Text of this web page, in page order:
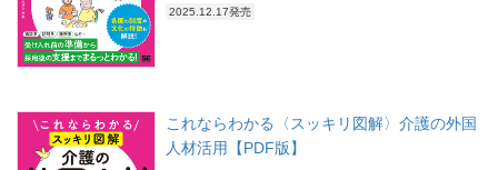
2025.12.17発売
これならわかる〈スッキリ図解〉介護の外国
人材活用【PDF版】